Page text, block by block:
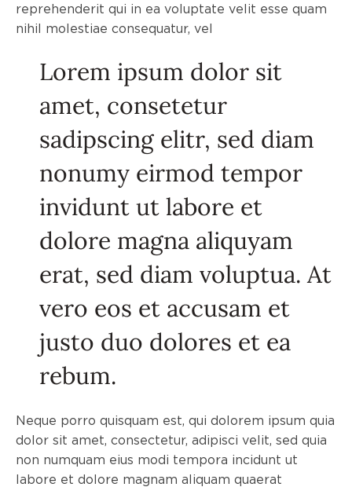
reprehenderit qui in ea voluptate velit esse quam
nihil molestiae consequatur, vel
Lorem ipsum dolor sit
amet, consetetur
sadipscing elitr, sed diam
nonumy eirmod tempor
invidunt ut labore et
dolore magna aliquyam
erat, sed diam voluptua. At
vero eos et accusam et
justo duo dolores et ea
rebum.
Neque porro quisquam est, qui dolorem ipsum quia
dolor sit amet, consectetur, adipisci velit, sed quia
non numquam eius modi tempora incidunt ut
labore et dolore magnam aliquam quaerat